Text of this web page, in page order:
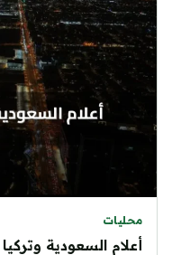
محليات
أعلام السعودية